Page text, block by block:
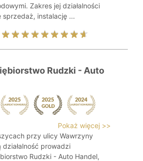
Zakres jej działalności
sprzedaż, instalację ...
Rudzki - Auto
Pokaż więcej >>
przy ulicy Wawrzyny
działalność prowadzi
Rudzki - Auto Handel,